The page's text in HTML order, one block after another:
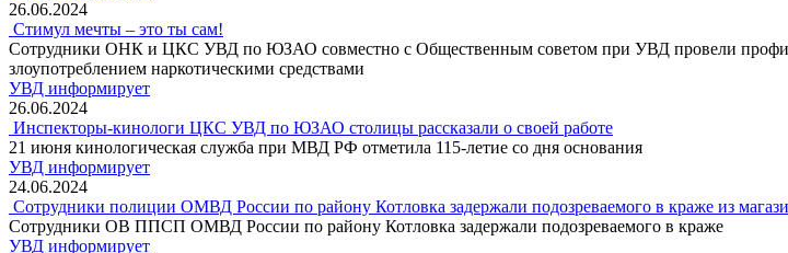
26.06.2024
Стимул мечты – это ты сам!
Сотрудники ОНК и ЦКС УВД по ЮЗАО совместно с Общественным советом при УВД провели
злоупотреблением наркотическими средствами
УВД информирует
26.06.2024
Инспекторы-кинологи ЦКС УВД по ЮЗАО столицы рассказали о своей работе
21 июня кинологическая служба при МВД РФ отметила 115-летие со дня основания
УВД информирует
24.06.2024
Сотрудники полиции ОМВД России по району Котловка задержали подозреваемого в краже из
Сотрудники ОВ ППСП ОМВД России по району Котловка задержали подозреваемого в краже
УВД информирует